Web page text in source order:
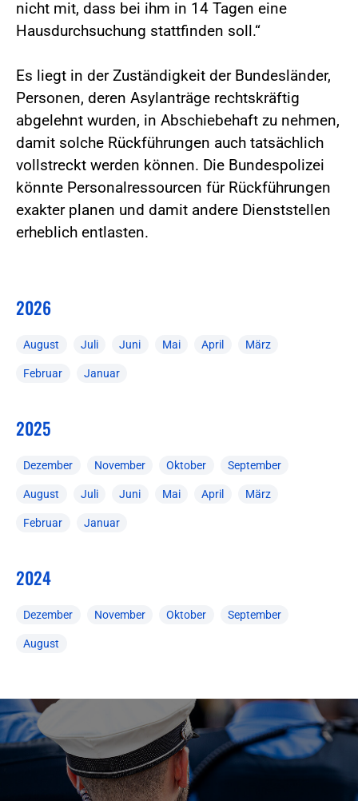
nicht mit, dass bei ihm in 14 Tagen eine
Hausdurchsuchung stattfinden soll.“
Es liegt in der Zuständigkeit der Bundesländer,
Personen, deren Asylanträge rechtskräftig
abgelehnt wurden, in Abschiebehaft zu nehmen,
damit solche Rückführungen auch tatsächlich
vollstreckt werden können. Die Bundespolizei
könnte Personalressourcen für Rückführungen
exakter planen und damit andere Dienststellen
erheblich entlasten.
2026
August Juli Juni Mai April März
Februar Januar
2025
Dezember November Oktober September
August Juli Juni Mai April März
Februar Januar
2024
Dezember November Oktober September
August